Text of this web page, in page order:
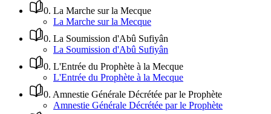
0. La Marche sur la Mecque
La Marche sur la Mecque
0. La Soumission d'Abû Sufiyân
La Soumission d'Abû Sufiyân
0. L'Entrée du Prophète à la Mecque
L'Entrée du Prophète à la Mecque
0. Amnestie Générale Décrétée par le Prophète
Amnestie Générale Décrétée par le Prophète